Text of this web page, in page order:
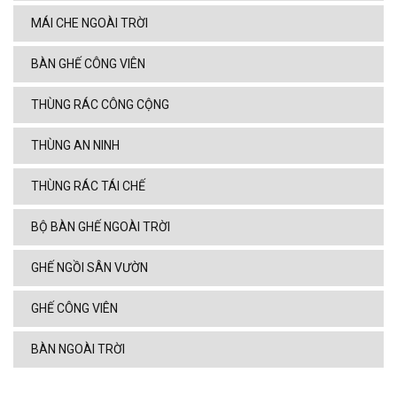
MÁI CHE NGOÀI TRỜI
BÀN GHẾ CÔNG VIÊN
THÙNG RÁC CÔNG CỘNG
THÙNG AN NINH
THÙNG RÁC TÁI CHẾ
BỘ BÀN GHẾ NGOÀI TRỜI
GHẾ NGỒI SÂN VƯỜN
GHẾ CÔNG VIÊN
BÀN NGOÀI TRỜI